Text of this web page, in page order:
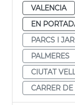
VALENCIA
EN
PARCS I
PALMERES
CIUTAT
CARRER